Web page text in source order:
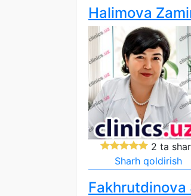
Halimova
2 ta
Sharh qoldirish
Fakhrutdinova